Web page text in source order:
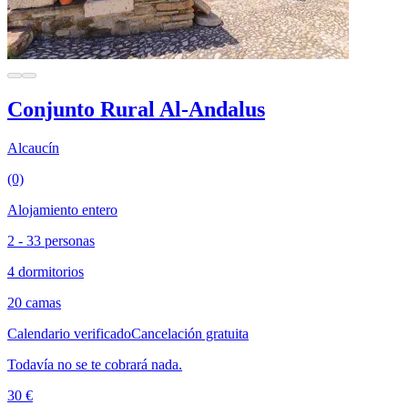
Conjunto Rural Al-Andalus
Alcaucín
(0)
Alojamiento entero
2 - 33 personas
4 dormitorios
20 camas
Calendario verificadoCancelación gratuita
Todavía no se te cobrará nada.
30 €